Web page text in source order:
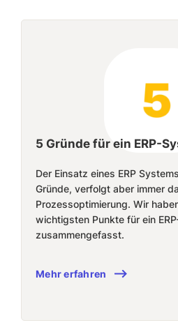
5 Gründe für ein ERP-
Der Einsatz eines ERP
Gründe, verfolgt aber immer
Prozessoptimierung. Wir
wichtigsten Punkte für ein
zusammengefasst.
Mehr erfahren